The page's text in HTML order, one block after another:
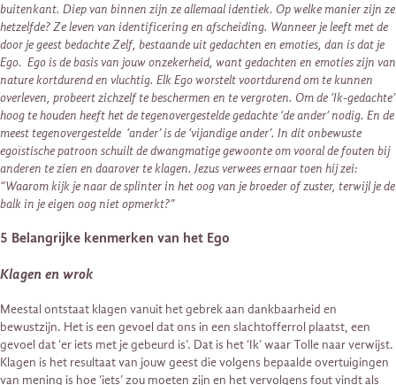
buitenkant. Diep van binnen zijn ze allemaal identiek. Op welke manier zijn ze
hetzelfde? Ze leven van identificering en afscheiding. Wanneer je leeft met de
door je geest bedachte Zelf, bestaande uit gedachten en emoties, dan is dat je
Ego. Ego is de basis van jouw onzekerheid, want gedachten en emoties zijn van
nature kortdurend en vluchtig. Elk Ego worstelt voortdurend om te kunnen
overleven, probeert zichzelf te beschermen en te vergroten. Om de ‘Ik-gedachte’
hoog te houden heeft het de tegenovergestelde gedachte ‘de ander’ nodig. En de
meest tegenovergestelde ‘ander’ is de ‘vijandige ander’. In dit onbewuste
egoïstische patroon schuilt de dwangmatige gewoonte om vooral de fouten bij
anderen te zien en daarover te klagen. Jezus verwees ernaar toen hij zei:
“Waarom kijk je naar de splinter in het oog van je broeder of zuster, terwijl je de
balk in je eigen oog niet opmerkt?”
5 Belangrijke kenmerken van het Ego
Klagen en wrok
Meestal ontstaat klagen vanuit het gebrek aan dankbaarheid en
bewustzijn. Het is een gevoel dat ons in een slachtofferrol plaatst, een
gevoel dat ‘er iets met je gebeurd is’. Dat is het ‘Ik’ waar Tolle naar verwijst.
Klagen is het resultaat van jouw geest die volgens bepaalde overtuigingen
van mening is hoe ‘iets’ zou moeten zijn en het vervolgens fout vindt als